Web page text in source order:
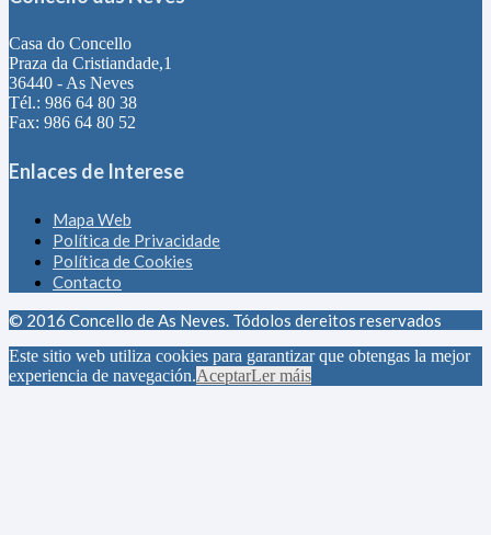
Casa do Concello
Praza da Cristiandade,1
36440 - As Neves
Tél.: 986 64 80 38
Fax: 986 64 80 52
Enlaces de Interese
Mapa Web
Política de Privacidade
Política de Cookies
Contacto
© 2016 Concello de As Neves. Tódolos dereitos reservados
Este sitio web utiliza cookies para garantizar que obtengas la mejor
experiencia de navegación.AceptarLer máis